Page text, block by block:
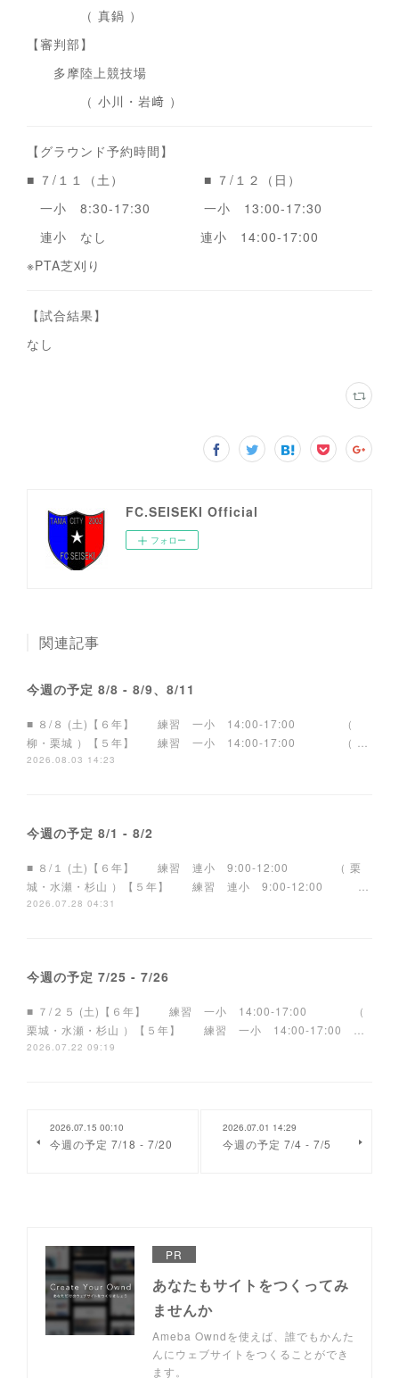
（ 真鍋 ）
【審判部】
多摩陸上競技場
（ 小川・岩﨑 ）
【グラウンド予約時間】
■ ７/１１（土） ■ ７/１２（日）
一小 8:30-17:30 一小 13:00-17:30
連小 なし 連小 14:00-17:00
※PTA芝刈り
【試合結果】
なし
FC.SEISEKI Official
フォロー
関連記事
今週の予定 8/8 - 8/9、8/11
■ ８/８ (土)【６年】 練習 一小 14:00-17:00 （
柳・栗城 ）【５年】 練習 一小 14:00-17:00 （ …
2026.08.03 14:23
今週の予定 8/1 - 8/2
■ ８/１ (土)【６年】 練習 連小 9:00-12:00 （ 栗
城・水瀬・杉山 ）【５年】 練習 連小 9:00-12:00 …
2026.07.28 04:31
今週の予定 7/25 - 7/26
■ ７/２５ (土)【６年】 練習 一小 14:00-17:00 （
栗城・水瀬・杉山 ）【５年】 練習 一小 14:00-17:00 …
2026.07.22 09:19
2026.07.15 00:10
今週の予定 7/18 - 7/20
2026.07.01 14:29
今週の予定 7/4 - 7/5
PR
あなたもサイトをつくってみ
ませんか
Ameba Owndを使えば、誰でもかんた
んにウェブサイトをつくることができ
ます。